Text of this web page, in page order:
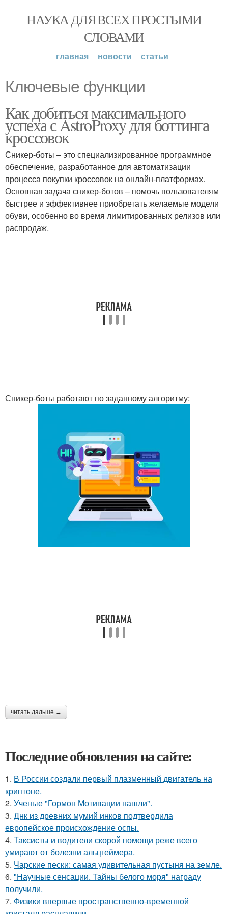
НАУКА ДЛЯ ВСЕХ ПРОСТЫМИ
СЛОВАМИ
главная новости статьи
Ключевые функции
Как добиться максимального
успеха с AstroProxy для боттинга
кроссовок
Сникер-боты – это специализированное программное
обеспечение, разработанное для автоматизации
процесса покупки кроссовок на онлайн-платформах.
Основная задача сникер-ботов – помочь пользователям
быстрее и эффективнее приобретать желаемые модели
обуви, особенно во время лимитированных релизов или
распродаж.
Сникер-боты работают по заданному алгоритму:
читать дальше →
Последние обновления на сайте:
1. В России создали первый плазменный двигатель на
криптоне.
2. Ученые "Гормон Мотивации нашли".
3. Днк из древних мумий инков подтвердила
европейское происхождение оспы.
4. Таксисты и водители скорой помощи реже всего
умирают от болезни альцгеймера.
5. Чарские пески: самая удивительная пустыня на земле.
6. "Научные сенсации. Тайны белого моря" награду
получили.
7. Физики впервые пространственно-временной